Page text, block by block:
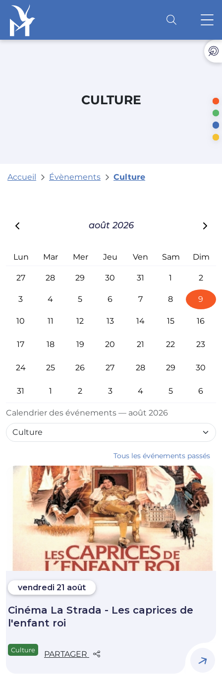
CULTURE
Accueil Évènements Culture
Tous les événements passés
vendredi 21 août
Cinéma La Strada - Les caprices de
l'enfant roi
Culture PARTAGER
août 2026
Calendrier des événements — août 2026
Lun Mar Mer Jeu Ven Sam Dim
27 28 29 30 31 1 2
3 4 5 6 7 8 9
10 11 12 13 14 15 16
17 18 19 20 21 22 23
24 25 26 27 28 29 30
31 1 2 3 4 5 6